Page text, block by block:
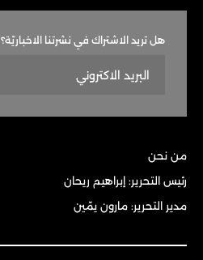
هل تريد الاشتراك في نشرتنا الاخباريّة؟
من نحن
رئيس التحرير: إبراهيم ريحان
مدير التحرير: مارون يمّين